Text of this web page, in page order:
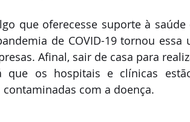
que oferecesse suporte à
de COVID-19 tornou essa
Afinal, sair de casa para
que os hospitais e clínicas
contaminadas com a doença.